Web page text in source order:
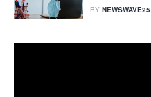
BY NEWSWAVE25